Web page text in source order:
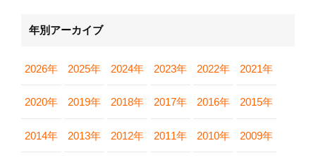
年別アーカイブ
2026年 2025年 2024年 2023年 2022年 2021年
2020年 2019年 2018年 2017年 2016年 2015年
2014年 2013年 2012年 2011年 2010年 2009年